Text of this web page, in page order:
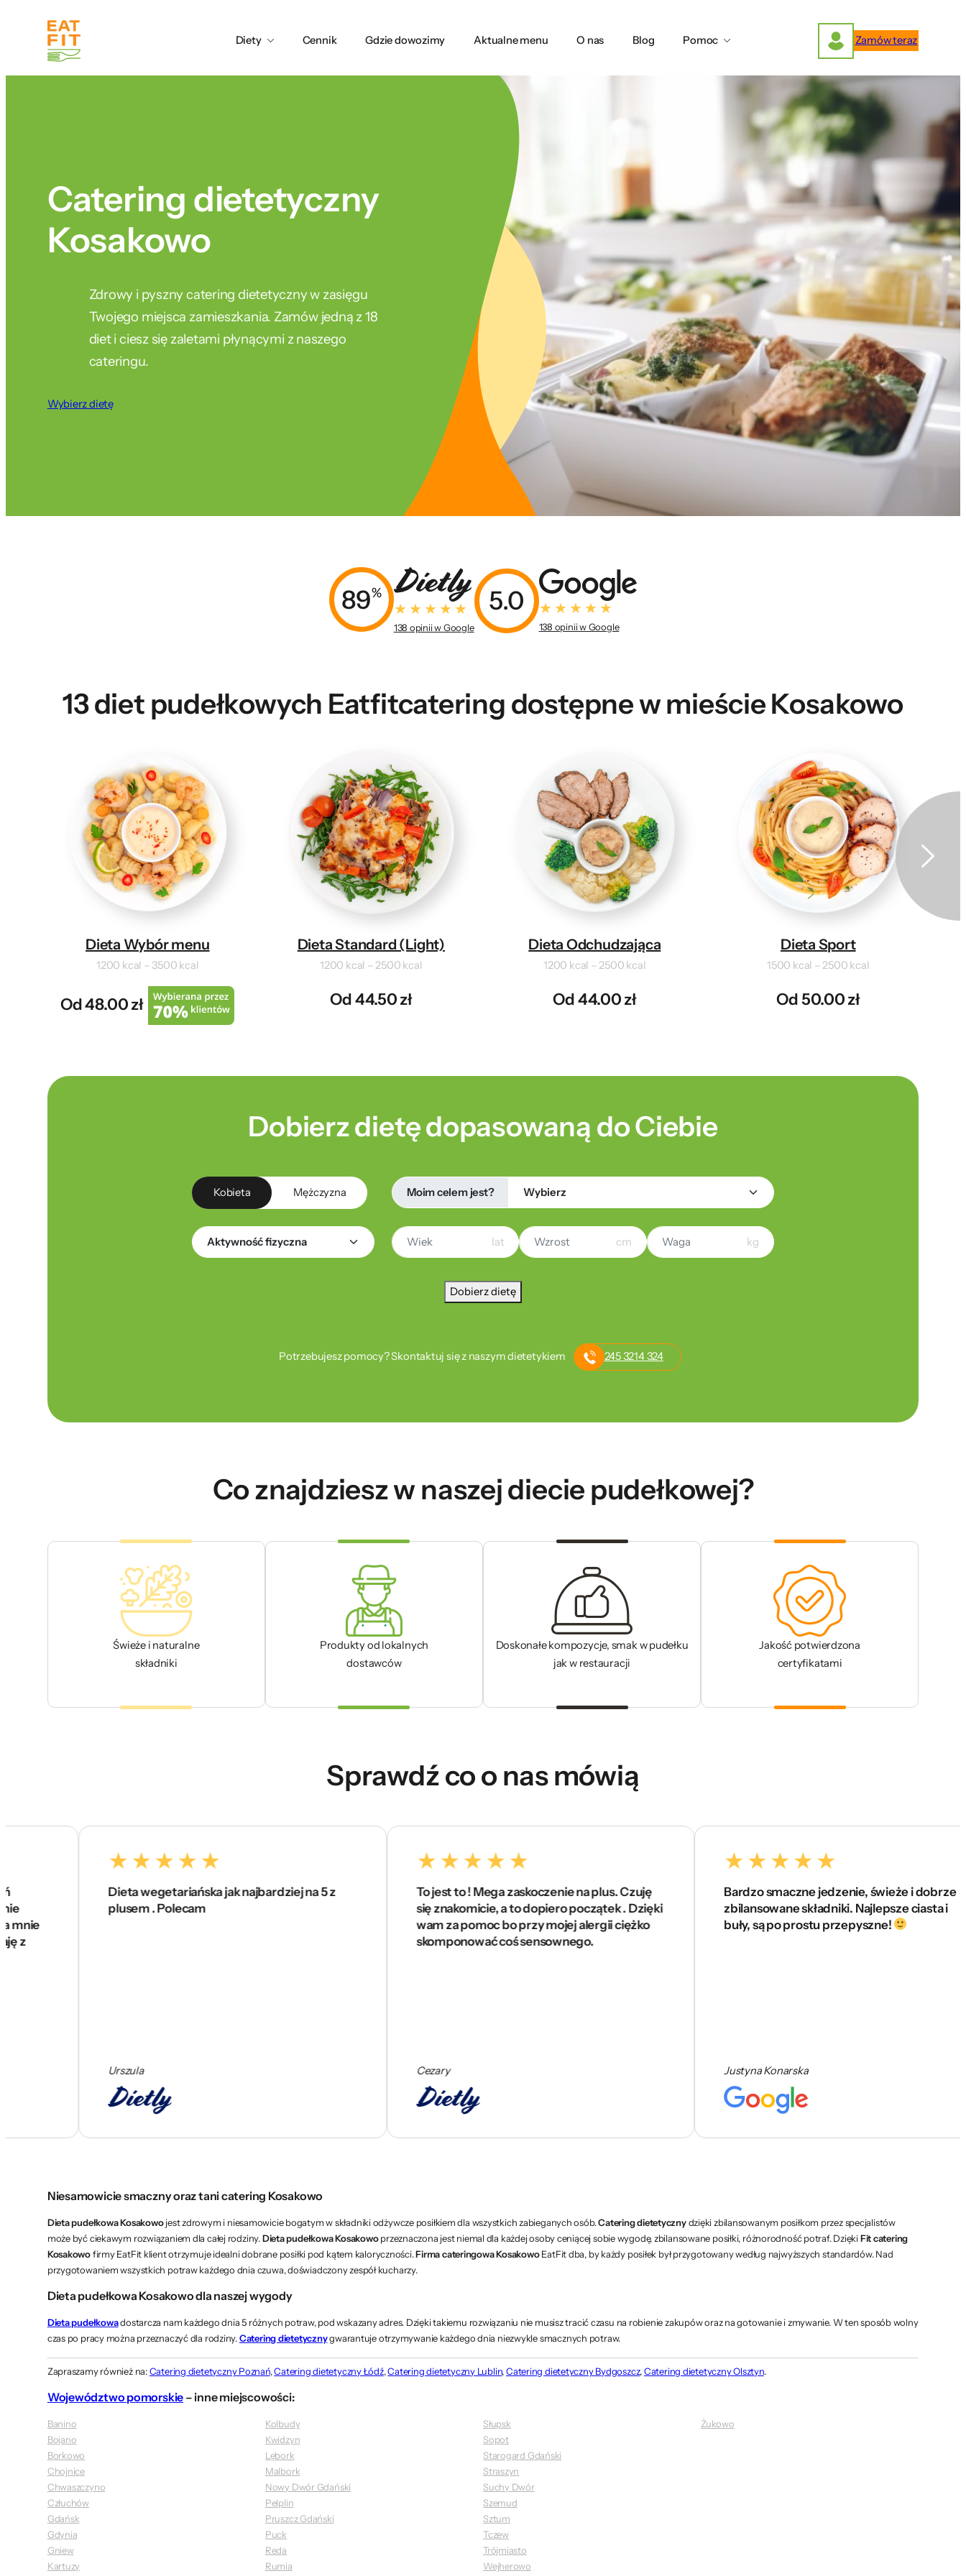
Diety Cennik Gdzie dowozimy Aktualne menu O nas Blog Pomoc Zamów teraz
Catering dietetyczny
Kosakowo
Zdrowy i pyszny catering dietetyczny w zasięgu
Twojego miejsca zamieszkania. Zamów jedną z 18
diet i ciesz się zaletami płynącymi z naszego
cateringu.
Wybierz dietę
89%
138 opinii w Google
5.0
138 opinii w Google
13 diet pudełkowych Eatfitcatering dostępne w mieście Kosakowo
Dieta Wybór menu
1200 kcal – 3500 kcal
Od 48.00 zł
Dieta Standard (Light)
1200 kcal – 2500 kcal
Od 44.50 zł
Dieta Odchudzająca
1200 kcal – 2500 kcal
Od 44.00 zł
Dieta Sport
1500 kcal – 2500 kcal
Od 50.00 zł
Dobierz dietę dopasowaną do Ciebie
Kobieta Mężczyzna Moim celem jest?
lat cm kg
Dobierz dietę
Potrzebujesz pomocy? Skontaktuj się z naszym dietetykiem 245 3214 324
Co znajdziesz w naszej diecie pudełkowej?
Świeże i naturalne
składniki
Produkty od lokalnych
dostawców
Doskonałe kompozycje, smak w pudełku
jak w restauracji
Jakość potwierdzona
certyfikatami
Sprawdź co o nas mówią
Dieta wegetariańska jak najbardziej na 5 z
plusem . Polecam
To jest to ! Mega zaskoczenie na plus. Czuję
się znakomicie, a to dopiero początek . Dzięki
wam za pomoc bo przy mojej alergii ciężko
skomponować coś sensownego.
Bardzo smaczne jedzenie, świeże i dobrze
zbilansowane składniki. Najlepsze ciasta i
buły, są po prostu przepyszne!
Justyna Konarska
Niesamowicie smaczny oraz tani catering Kosakowo
Dieta pudełkowa Kosakowojest zdrowym i niesamowicie bogatym w składniki odżywcze posiłkiem dla wszystkich zabieganych osób.Catering dietetycznydzięki zbilansowanym posiłkom przez specjalistów
może być ciekawym rozwiązaniem dla całej rodziny.Dieta pudełkowa Kosakowoprzeznaczona jest niemal dla każdej osoby ceniącej sobie wygodę, zbilansowane posiłki, różnorodność potraf. DziękiFit catering
Kosakowofirmy EatFit klient otrzymuje idealni dobrane posiłki pod kątem kaloryczności.Firma cateringowa KosakowoEatFit dba, by każdy posiłek był przygotowany według najwyższych standardów. Nad
przygotowaniem wszystkich potraw każdego dnia czuwa, doświadczony zespół kucharzy.
Dieta pudełkowa Kosakowo dla naszej wygody
Dieta pudełkowadostarcza nam każdego dnia 5 różnych potraw, pod wskazany adres. Dzięki takiemu rozwiązaniu nie musisz tracić czasu na robienie zakupów oraz na gotowanie i zmywanie. W ten sposób wolny
czas po pracy można przeznaczyć dla rodziny.Catering dietetycznygwarantuje otrzymywanie każdego dnia niezwykle smacznych potraw.
Zapraszamy również na:Catering dietetyczny Poznań,Catering dietetyczny Łódź,Catering dietetyczny Lublin,Catering dietetyczny Bydgoszcz,Catering dietetyczny Olsztyn.
Województwo pomorskie – inne miejscowości:
Banino
Bojano
Borkowo
Chojnice
Chwaszczyno
Człuchów
Gdańsk
Gdynia
Gniew
Kartuzy
Kolbudy
Kwidzyn
Lębork
Malbork
Nowy Dwór Gdański
Pelplin
Pruszcz Gdański
Puck
Reda
Rumia
Słupsk
Sopot
Starogard Gdański
Straszyn
Suchy Dwór
Szemud
Sztum
Tczew
Trójmiasto
Wejherowo
Żukowo